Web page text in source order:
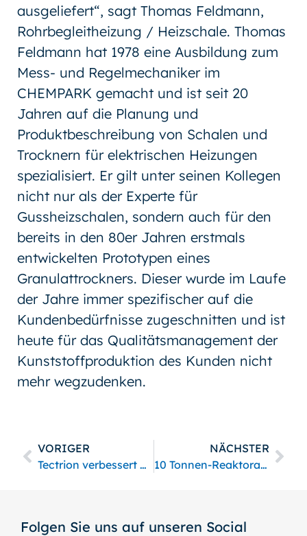
ausgeliefert“, sagt Thomas Feldmann,
Rohrbegleitheizung / Heizschale. Thomas
Feldmann hat 1978 eine Ausbildung zum
Mess- und Regelmechaniker im
CHEMPARK gemacht und ist seit 20
Jahren auf die Planung und
Produktbeschreibung von Schalen und
Trocknern für elektrischen Heizungen
spezialisiert. Er gilt unter seinen Kollegen
nicht nur als der Experte für
Gussheizschalen, sondern auch für den
bereits in den 80er Jahren erstmals
entwickelten Prototypen eines
Granulattrockners. Dieser wurde im Laufe
der Jahre immer spezifischer auf die
Kundenbedürfnisse zugeschnitten und ist
heute für das Qualitätsmanagement der
Kunststoffproduktion des Kunden nicht
mehr wegzudenken.
VORIGER
Tectrion verbessert Nachhaltigkeitsrating
NÄCHSTER
10 Tonnen-Reaktorantrieb generalüberholt
Folgen Sie uns auf unseren Social